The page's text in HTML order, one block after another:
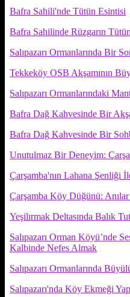
Bafra Sahili'nde Tütün Esintisi
Bafra Sahilinde Rüzgarın
Salıpazarı Ormanlarında Bir
Tekkeköy OSB Akşamının
Salıpazarı Ormanlarındaki
Bafra Dağ Kahvesinde Bir
Bafra Dağ Kahvesinde Bir
Unutulmaz Bir Deneyim:
Çarşamba'nın Lahana Şenliği
Çarşamba Köy Düğünü: Anılar
Yeşilırmak Deltasında Balık
Salıpazarı Orman Köyü’nde
Kalbinde Nefes Almak
Salıpazarı Ormanlarında
Salıpazarı'nda Köy Ekmeği